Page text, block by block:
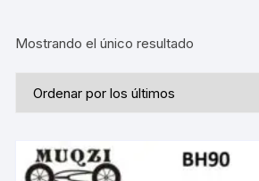
Mostrando el único resultado